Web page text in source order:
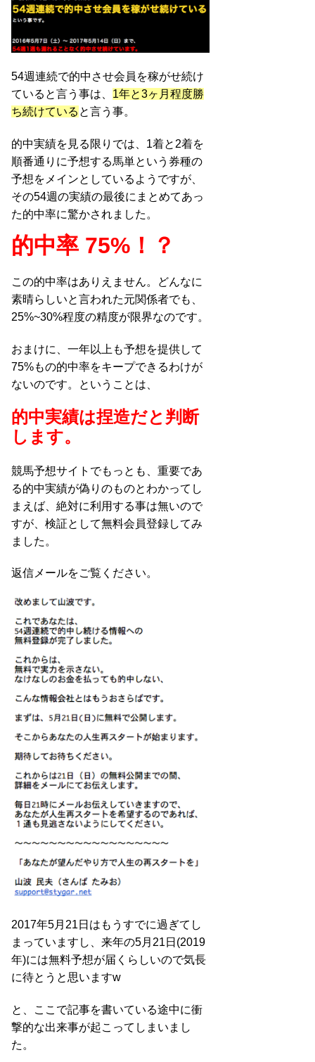
54週連続で的中させ会員を稼がせ続け
ていると言う事は、 1年と3ヶ月程度勝
ち続けている と言う事。
的中実績を見る限りでは、1着と2着を
順番通りに予想する馬単という券種の
予想をメインとしているようですが、
その54週の実績の最後にまとめてあっ
た的中率に驚かされました。
的中率 75%！？
この的中率はありえません。どんなに
素晴らしいと言われた元関係者でも、
25%~30%程度の精度が限界なのです。
おまけに、一年以上も予想を提供して
75%もの的中率をキープできるわけが
ないのです。ということは、
的中実績は捏造だと判断
します。
競馬予想サイトでもっとも、重要であ
る的中実績が偽りのものとわかってし
まえば、絶対に利用する事は無いので
すが、検証として無料会員登録してみ
ました。
返信メールをご覧ください。
2017年5月21日はもうすでに過ぎてし
まっていますし、来年の5月21日(2019
年)には無料予想が届くらしいので気長
に待とうと思いますw
と、ここで記事を書いている途中に衝
撃的な出来事が起こってしまいまし
た。